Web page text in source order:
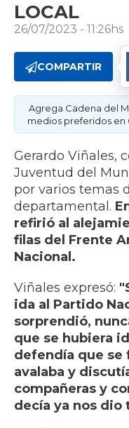
LOCAL
26/07/2023 - 11:26hs
COMPARTIR
Agrega Cadena del
medios preferidos en
Gerardo Viñales,
Juventud del
por varios temas
departamental.
refirió al
filas del Frente
Nacional.
Viñales expresó:
ida al Partido
sorprendió,
que se hubiera
defendía que se
avalaba y
compañeras y
decía ya nos dio